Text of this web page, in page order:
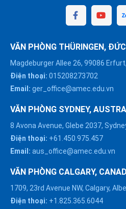
VĂN PHÒNG THÜRINGEN, ĐỨC
Magdeburger Allee 26, 99086
Điện thoại: 015208273702
Email: ger_office@amec.edu.vn
VĂN PHÒNG SYDNEY,
8 Avona Avenue, Glebe 2037,
Điện thoại: +61.450.975.457
Email: aus_office@amec.edu.vn
VĂN PHÒNG CALGARY,
1709, 23rd Avenue NW, Calgary,
Điện thoại: +1.825.365.6044